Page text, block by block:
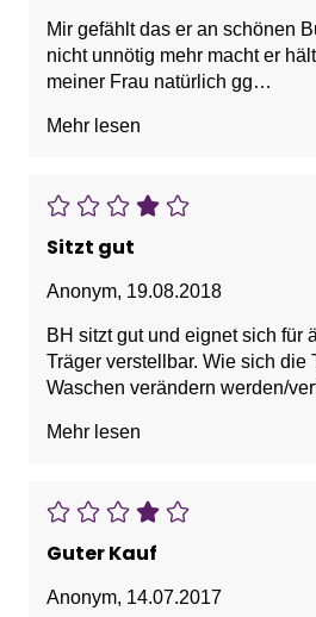
Mir gefählt das er an schönen
nicht unnötig mehr macht er
meiner Frau natürlich gg
Vorteile: Bequem, Guter Halt,
Mehr lesen
Sitzt gut
Anonym, 19.08.2018
BH sitzt gut und eignet sich für
Träger verstellbar. Wie sich die
Waschen verändern werden/
Mehr lesen
Guter Kauf
Anonym, 14.07.2017